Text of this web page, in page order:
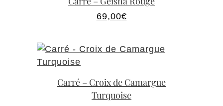
69,00€
Carré – Croix de Camargue
Turquoise